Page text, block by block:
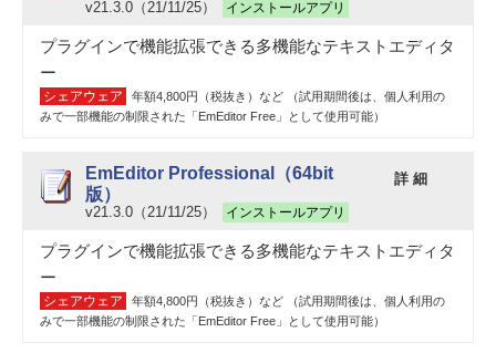
v21.3.0（21/11/25） インストールアプリ
プラグインで機能拡張できる多機能なテキストエディタ
ー
シェアウェア
年額4,800円（税抜き）など （試用期間後は、個人利用の
みで一部機能の制限された「EmEditor Free」として使用可能）
EmEditor Professional（64bit
版）
v21.3.0（21/11/25） インストールアプリ
詳 細
プラグインで機能拡張できる多機能なテキストエディタ
ー
シェアウェア
年額4,800円（税抜き）など （試用期間後は、個人利用の
みで一部機能の制限された「EmEditor Free」として使用可能）